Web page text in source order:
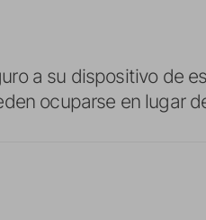
a su dispositivo de
ocuparse en lugar